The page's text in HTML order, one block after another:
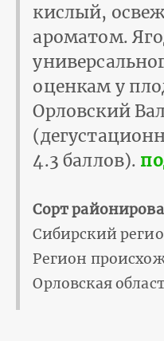
кислый,
ароматом.
оценкам у
Орловский
4.3 баллов).
Сорт
Сибирский
Регион
Орловская